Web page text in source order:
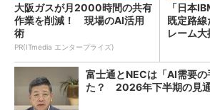
大阪ガスが月2000時間の共有
作業を削減！ 現場のAI活用
術
PR(ITmedia エンタープライズ)
「日本
既定路
レーム
富士通とNECは「AI需要
た？ 2026年下半期の見